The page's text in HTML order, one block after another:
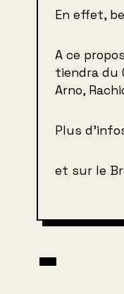
En effet,
A ce
tiendra du
Arno,
Plus
et sur le